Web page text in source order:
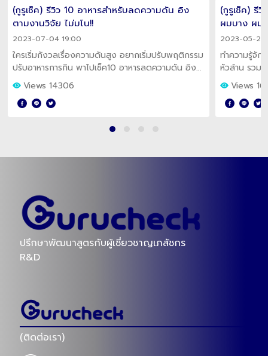
เขียนโดย : กูรูเช็ค แชร์เลย!
ความรู้ที่เกี่ยวข้อง